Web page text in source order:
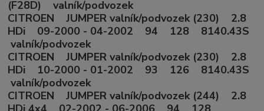
(F28D) valník/podvozek
CITROEN JUMPER valník/podvozek (230) 2.8
HDi 09-2000 - 04-2002 94 128 8140.43S
valník/podvozek
CITROEN JUMPER valník/podvozek (230) 2.8
HDi 10-2000 - 01-2002 93 126 8140.43S
valník/podvozek
CITROEN JUMPER valník/podvozek (244) 2.8